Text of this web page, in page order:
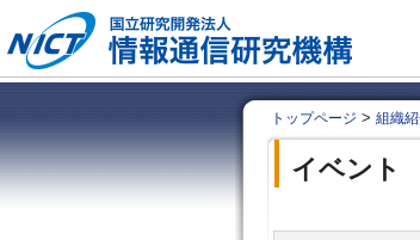
トップページ > 組織
イベント